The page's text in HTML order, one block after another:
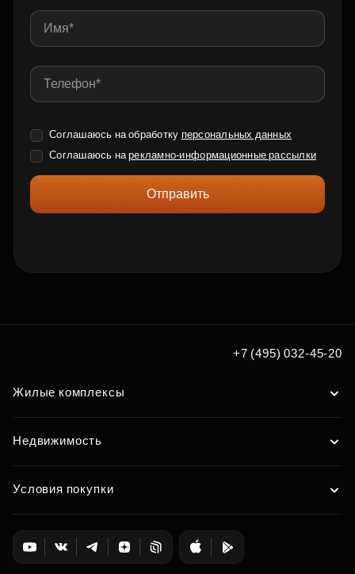
Соглашаюсь на обработку персональных данных
Соглашаюсь нарекламно-информационные рассылки
Отправить
+7 (495) 032-45-20
Жилые комплексы
Недвижимость
Условия покупки